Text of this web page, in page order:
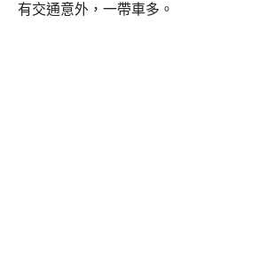
有交通意外，一帶車多。